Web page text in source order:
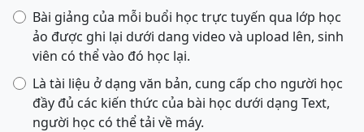
Bài giảng của mỗi buổi học trực tuyến qua lớp học
ảo được ghi lại dưới dang video và upload lên, sinh
viên có thể vào đó học lại.
Là tài liệu ở dạng văn bản, cung cấp cho người học
đầy đủ các kiến thức của bài học dưới dạng Text,
người học có thể tải về máy.